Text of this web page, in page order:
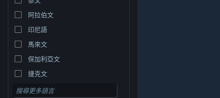
檢視電腦版網頁
阿拉伯文
印尼語
馬來文
保加利亞文
捷克文
丹麥文